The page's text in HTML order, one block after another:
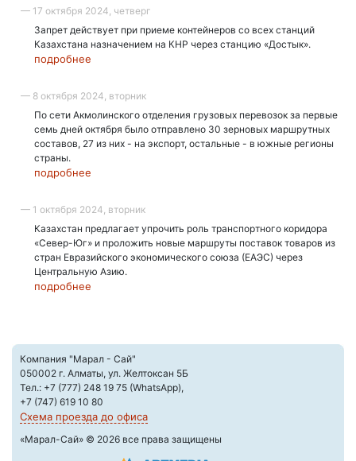
— 17 октября 2024, четверг
Запрет действует при приеме контейнеров со всех станций
Казахстана назначением на КНР через станцию «Достык».
подробнее
— 8 октября 2024, вторник
По сети Акмолинского отделения грузовых перевозок за первые
семь дней октября было отправлено 30 зерновых маршрутных
составов, 27 из них - на экспорт, остальные - в южные регионы
страны.
подробнее
— 1 октября 2024, вторник
Казахстан предлагает упрочить роль транспортного коридора
«Север-Юг» и проложить новые маршруты поставок товаров из
стран Евразийского экономического союза (ЕАЭС) через
Центральную Азию.
подробнее
Компания "Марал - Сай"
050002 г. Алматы, ул. Желтоксан 5Б
Тел.: +7 (777) 248 19 75 (WhatsApp),
+7 (747) 619 10 80
Схема проезда до офиса
«Марал-Сай» © 2026 все права защищены